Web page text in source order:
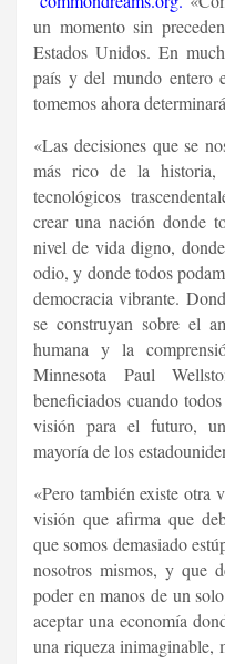
un momento sin
Estados Unidos. En
país y del mundo entero
tomemos ahora
«Las decisiones que se
más rico de la
tecnológicos
crear una nación donde
nivel de vida digno,
odio, y donde todos
democracia vibrante.
se construyan sobre el
humana y la
Minnesota Paul
beneficiados cuando
visión para el futuro,
mayoría de los
«Pero también existe otra
visión que afirma que
que somos demasiado
nosotros mismos, y que
poder en manos de un
aceptar una economía
una riqueza inimaginable,